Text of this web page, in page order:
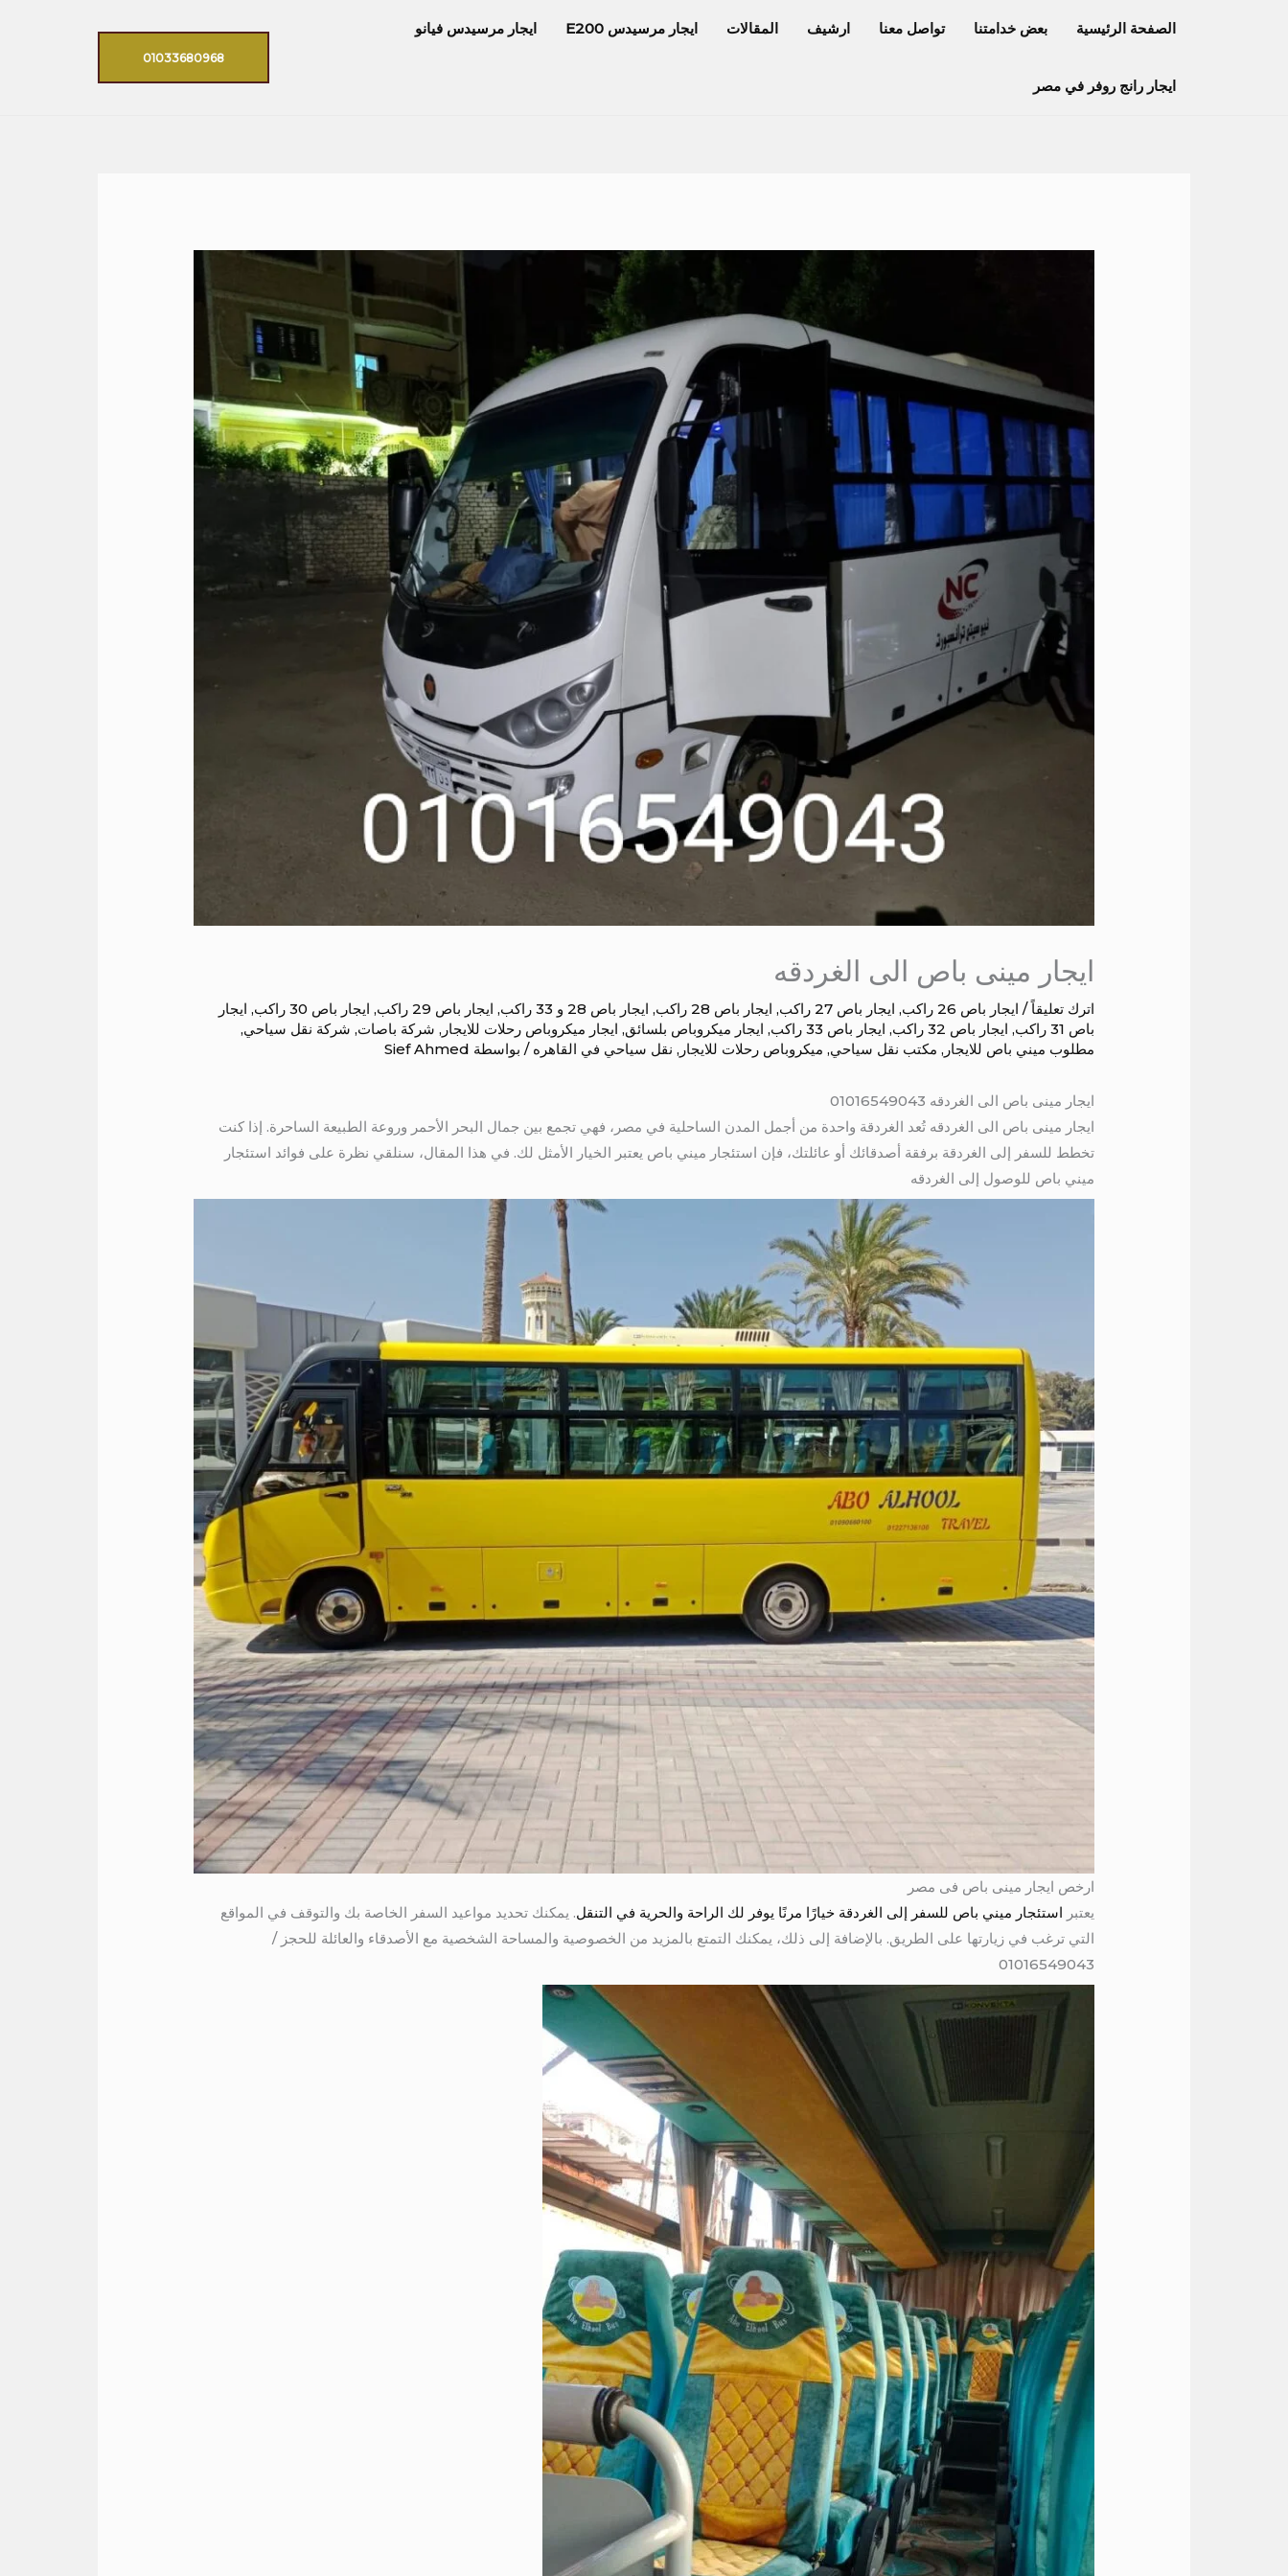
الصفحة الرئيسية بعض خدامتنا تواصل معنا ارشيف المقالات ايجار مرسيدس E200 ايجار مرسيدس فيانو
ايجار رانج روفر في مصر
01033680968
ايجار مينى باص الى الغردقه
اترك تعليقاً / ايجار باص 26 راكب , ايجار باص 27 راكب , ايجار باص 28 راكب , ايجار باص 28 و 33 راكب , ايجار باص 29 راكب , ايجار باص 30 راكب , ايجار
باص 31 راكب
, ايجار باص 32 راكب , ايجار باص 33 راكب , ايجار ميكروباص بلسائق, ايجار ميكروباص رحلات للايجار , شركة باصات, شركة نقل سياحي,
مطلوب ميني باص للايجار , مكتب نقل سياحي, ميكروباص رحلات للايجار , نقل سياحي في القاهره / بواسطة Sief Ahmed
ايجار مينى باص الى الغردقه 01016549043
ايجار مينى باص الى الغردقه تُعد الغردقة واحدة من أجمل المدن الساحلية في مصر، فهي تجمع بين جمال البحر الأحمر وروعة الطبيعة الساحرة. إذا كنت
تخطط للسفر إلى الغردقة برفقة أصدقائك أو عائلتك، فإن استئجار ميني باص يعتبر الخيار الأمثل لك. في هذا المقال، سنلقي نظرة على فوائد استئجار
ميني باص للوصول إلى الغردقه
ارخص ايجار مينى باص فى مصر
يعتبر استئجار ميني باص للسفر إلى الغردقة خيارًا مرنًا يوفر لك الراحة والحرية في التنقل. يمكنك تحديد مواعيد السفر الخاصة بك والتوقف في المواقع
التي ترغب في زيارتها على الطريق. بالإضافة إلى ذلك، يمكنك التمتع بالمزيد من الخصوصية والمساحة الشخصية مع الأصدقاء والعائلة للحجز /
01016549043